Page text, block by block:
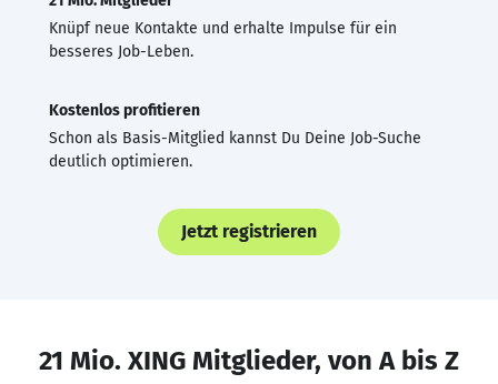
Knüpf neue Kontakte und erhalte Impulse für ein
besseres Job-Leben.
Kostenlos profitieren
Schon als Basis-Mitglied kannst Du Deine Job-Suche
deutlich optimieren.
Jetzt registrieren
21 Mio. XING Mitglieder, von A bis Z